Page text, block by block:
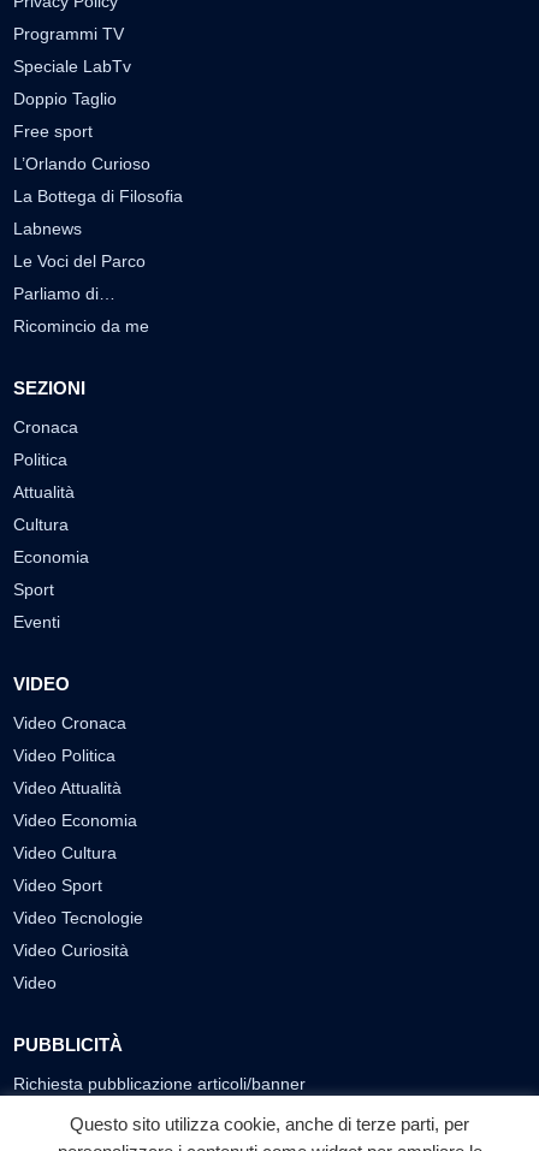
Programmi TV
Speciale LabTv
Doppio Taglio
Free sport
L’Orlando Curioso
La Bottega di Filosofia
Labnews
Le Voci del Parco
Parliamo di…
Ricomincio da me
SEZIONI
Cronaca
Politica
Attualità
Cultura
Economia
Sport
Eventi
VIDEO
Video Cronaca
Video Politica
Video Attualità
Video Economia
Video Cultura
Video Sport
Video Tecnologie
Video Curiosità
Video
PUBBLICITÀ
Richiesta pubblicazione articoli/banner
SEGUICI SUI SOCIAL
Questo sito utilizza cookie, anche di terze parti, per